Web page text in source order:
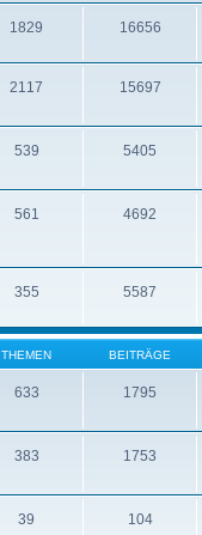
1829 16656
2117 15697
539 5405
561 4692
355 5587
THEMEN BEITRÄGE
633 1795
383 1753
39 104